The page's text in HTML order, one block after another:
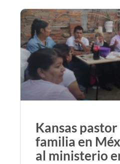
Kansas
familia en
al ministerio